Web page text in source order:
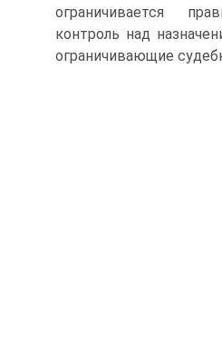
ограничивается
контроль над
ограничивающие